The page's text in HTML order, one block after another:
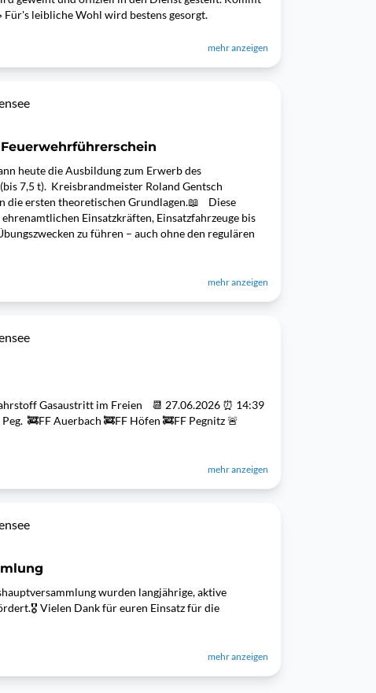
leibliche Wohl wird bestens gesorgt.
mehr anzeigen
heute die Ausbildung zum Erwerb des
7,5 t). Kreisbrandmeister Roland Gentsch
die ersten theoretischen Grundlagen.📖 Diese
Einsatzkräften, Einsatzfahrzeuge bis
zu führen – auch ohne den regulären
mehr anzeigen
Gasaustritt im Freien 📆 27.06.2026 ⏰ 14:39
🚒FF Auerbach 🚒FF Höfen 🚒FF Pegnitz 🚨
mehr anzeigen
wurden langjährige, aktive
Vielen Dank für euren Einsatz für die
mehr anzeigen